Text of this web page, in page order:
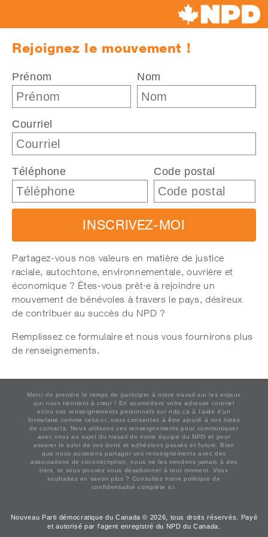
Canada's
NDP
Rejoignez le mouvement !
Prénom Nom
Courriel
Téléphone Code postal
INSCRIVEZ-MOI
Partagez-vous nos valeurs en matière de justice
raciale, autochtone, environnementale, ouvrière et
économique ? Êtes-vous prêt·e à rejoindre un
mouvement de bénévoles à travers le pays, désireux
de contribuer au succès du NPD ?
Remplissez ce formulaire et nous vous fournirons plus
de renseignements.
Merci de prendre le temps de participer à notre travail sur les enjeux
qui nous tiennent à cœur ! En soumettant votre adresse courriel
et/ou vos renseignements personnels sur ndp.ca à l'aide d'un
formulaire comme celui-ci, vous consentez à être ajouté à nos listes
de contacts. Nous utilisons ces renseignements pour communiquer
avec vous au sujet du travail de notre équipe du NPD et pour
assurer le suivi de vos dons et adhésions passés et futurs. Bien
que nous puissions partager vos renseignements avec des
associations de circonscription, nous ne les vendons jamais à des
tiers, et vous pouvez vous désabonner à tout moment. Vous
souhaitez en savoir plus ? Consultez notre politique de
confidentialité complète ici.
Nouveau Parti démocratique du Canada © 2026, tous droits réservés. Payé
et autorisé par l’agent enregistré du NPD du Canada.